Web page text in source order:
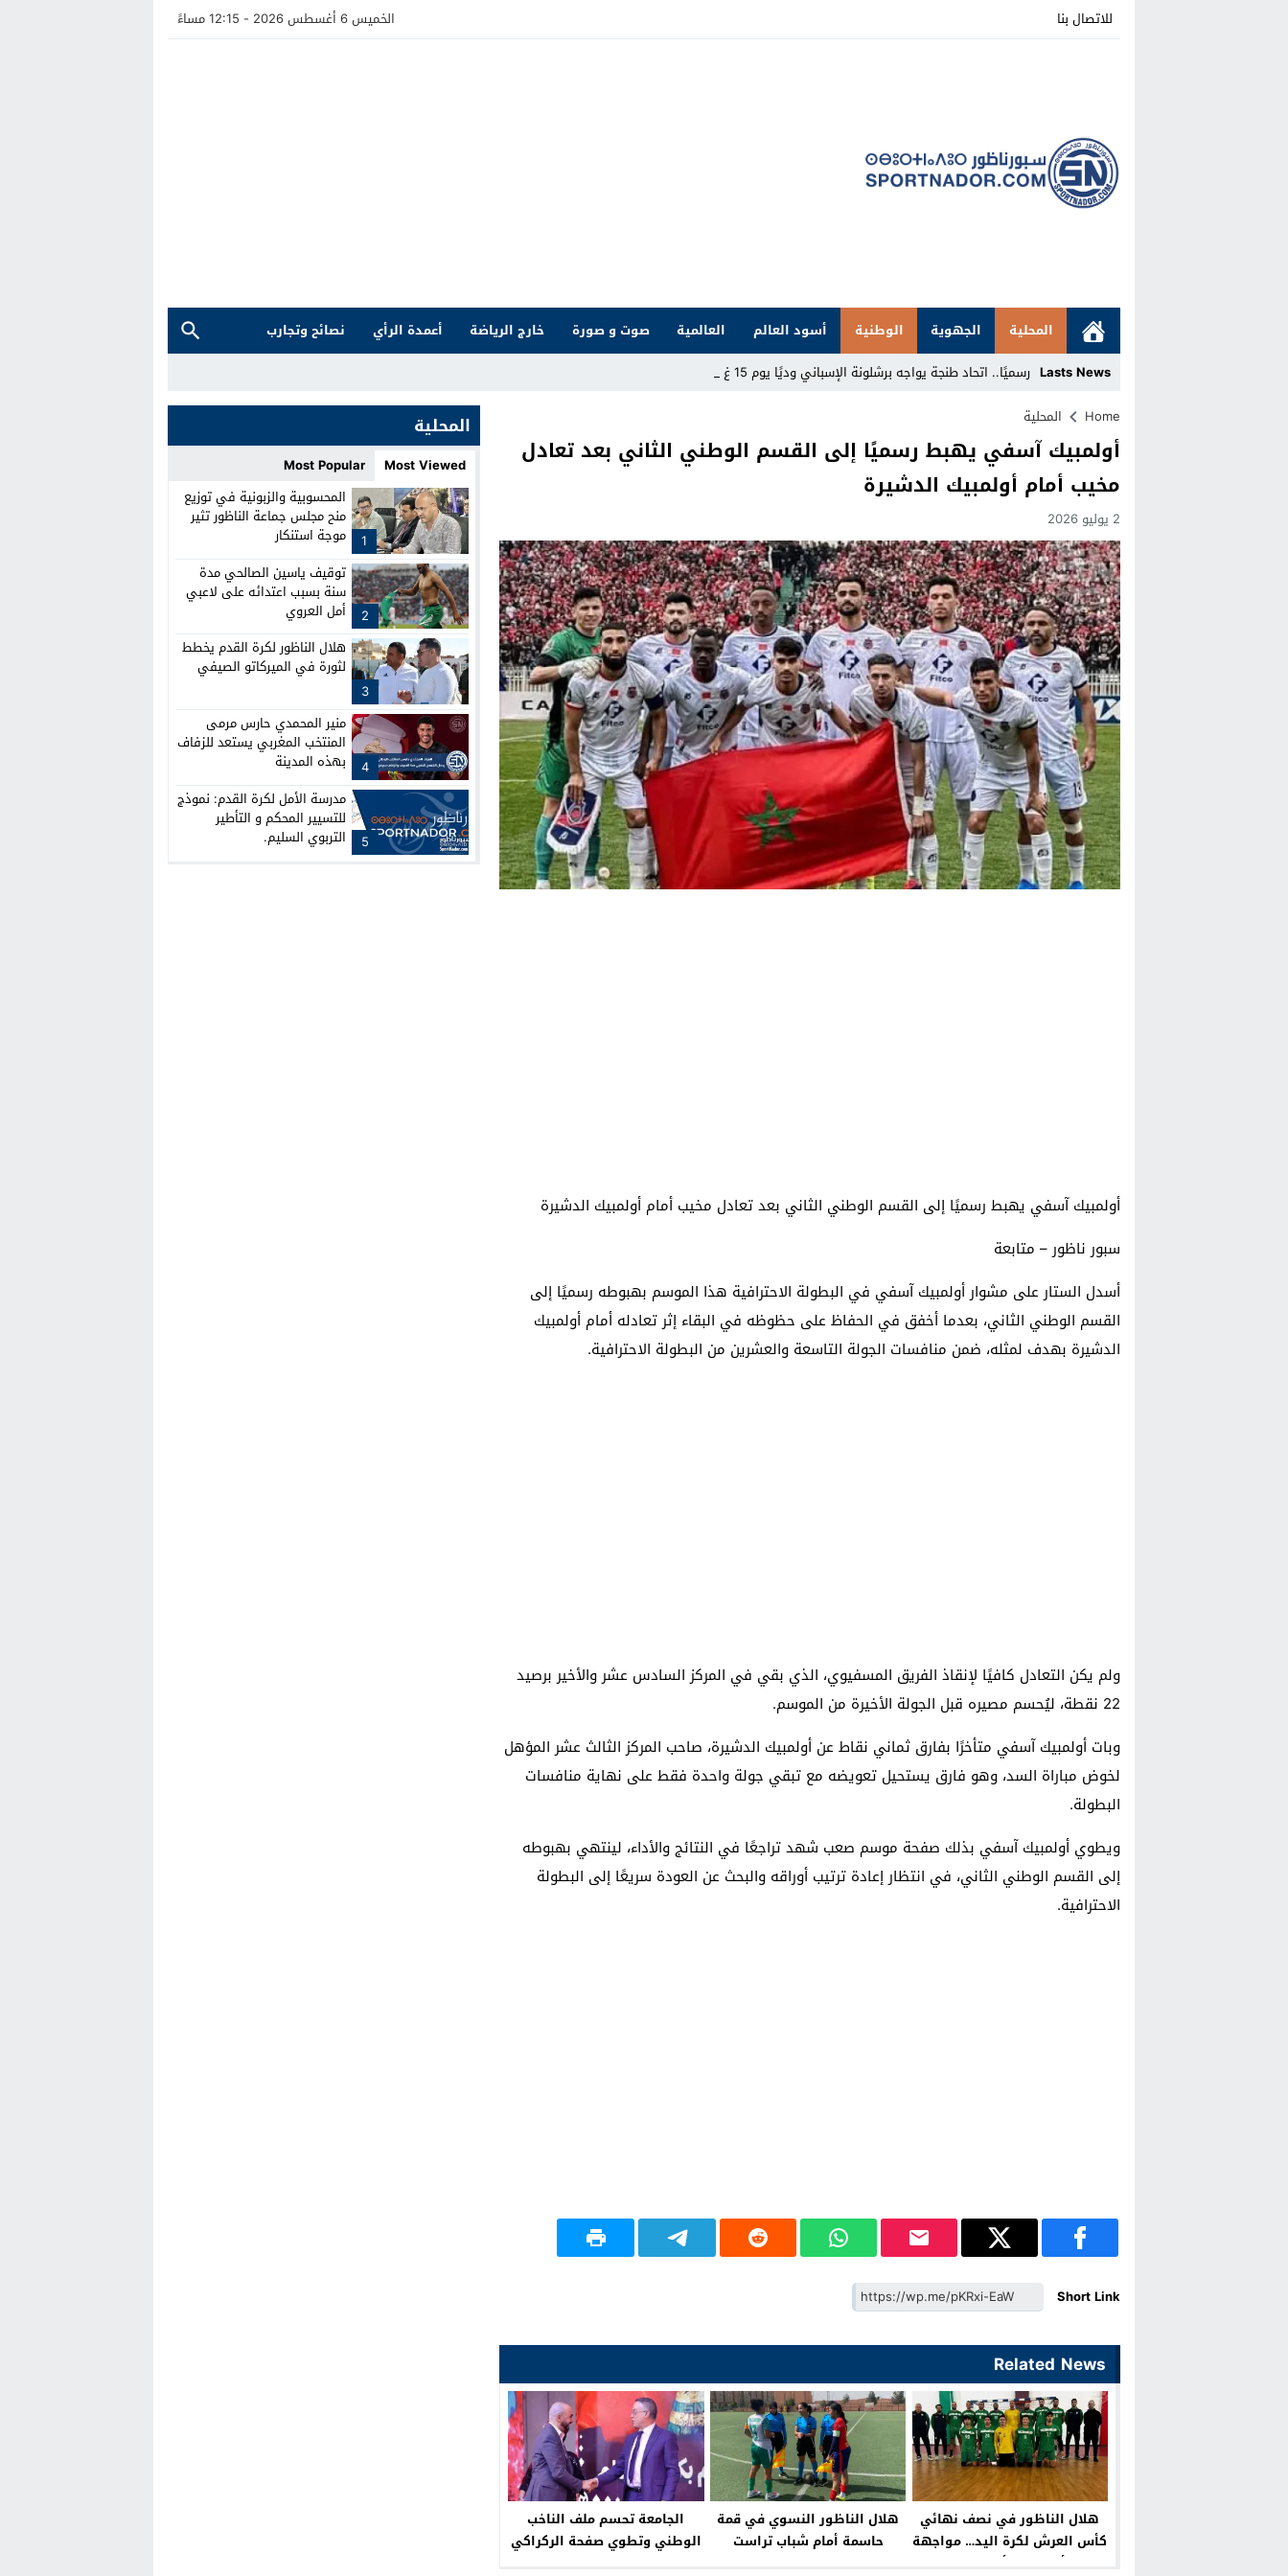
للاتصال بنا الخميس 6 أغسطس 2026 - 12:15 مساءً
المحلية الجهوية الوطنية أسود العالم العالمية صوت و صورة خارج الرياضة أعمدة الرأي
نصائح وتجارب
Lasts News رسميًا.. اتحاد طنجة يواجه برشلونة الإسباني وديًا يوم 15 غشت بملعب _
Stop
Previous
Next
Home المحلية
أولمبيك آسفي يهبط رسميًا إلى القسم الوطني الثاني بعد تعادل
مخيب أمام أولمبيك الدشيرة
2 يوليو 2026
أولمبيك آسفي يهبط رسميًا إلى القسم الوطني الثاني بعد تعادل مخيب أمام أولمبيك الدشيرة
سبور ناظور – متابعة
أسدل الستار على مشوار أولمبيك آسفي في البطولة الاحترافية هذا الموسم بهبوطه رسميًا إلى
القسم الوطني الثاني، بعدما أخفق في الحفاظ على حظوظه في البقاء إثر تعادله أمام أولمبيك
الدشيرة بهدف لمثله، ضمن منافسات الجولة التاسعة والعشرين من البطولة الاحترافية.
ولم يكن التعادل كافيًا لإنقاذ الفريق المسفيوي، الذي بقي في المركز السادس عشر والأخير برصيد
22 نقطة، ليُحسم مصيره قبل الجولة الأخيرة من الموسم.
وبات أولمبيك آسفي متأخرًا بفارق ثماني نقاط عن أولمبيك الدشيرة، صاحب المركز الثالث عشر المؤهل
لخوض مباراة السد، وهو فارق يستحيل تعويضه مع تبقي جولة واحدة فقط على نهاية منافسات
البطولة.
ويطوي أولمبيك آسفي بذلك صفحة موسم صعب شهد تراجعًا في النتائج والأداء، لينتهي بهبوطه
إلى القسم الوطني الثاني، في انتظار إعادة ترتيب أوراقه والبحث عن العودة سريعًا إلى البطولة
الاحترافية.
Short Link
Related News
هلال الناظور في نصف نهائي
كأس العرش لكرة اليد… مواجهة
قوية أمام رجاء أكادير نحو حلم
هلال الناظور النسوي في قمة
حاسمة أمام شباب تراست
الجامعة تحسم ملف الناخب
الوطني وتطوي صفحة الركراكي
المحلية
Most Viewed
Most Popular
1
المحسوبية والزبونية في توزيع
منح مجلس جماعة الناظور تثير
موجة استنكار
2
توقيف ياسين الصالحي مدة
سنة بسبب اعتدائه على لاعبي
أمل العروي
3
هلال الناظور لكرة القدم يخطط
لثورة في الميركاتو الصيفي
4
منير المحمدي حارس مرمى
المنتخب المغربي يستعد للزفاف
بهذه المدينة
5
مدرسة الأمل لكرة القدم: نموذج
للتسيير المحكم و التأطير
التربوي السليم.